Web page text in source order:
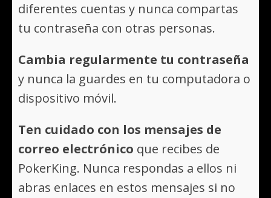
diferentes cuentas y nunca compartas
tu contraseña con otras personas.
Cambia regularmente tu contraseña
y nunca la guardes en tu computadora o
dispositivo móvil.
Ten cuidado con los mensajes de
correo electrónico que recibes de
PokerKing. Nunca respondas a ellos ni
abras enlaces en estos mensajes si no